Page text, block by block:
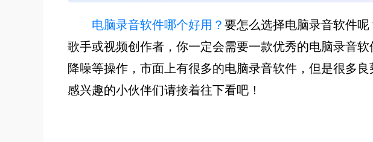
电脑录音软件哪个好用？ 要怎么选择电脑录音软件
歌手或视频创作者，你一定会需要一款优秀的电脑录音
降噪等操作，市面上有很多的电脑录音软件，但是很多
感兴趣的小伙伴们请接着往下看吧！